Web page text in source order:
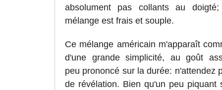
absolument pas collants au
mélange est frais et souple.
Ce mélange américain m'apparaît
d'une grande simplicité, au goût
peu prononcé sur la durée: n'attendez
de révélation. Bien qu'un peu piquant